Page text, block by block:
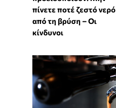
πίνετε ποτέ ζεστό νερό
από τη βρύση – Οι
κίνδυνοι